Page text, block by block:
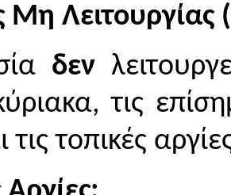
Μη Λειτουργίας
δεν
τις
τις τοπικές